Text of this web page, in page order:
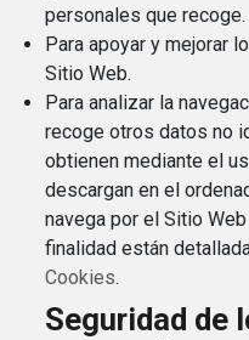
personales que recoge.
Para apoyar y mejorar
Sitio Web.
Para analizar la
recoge otros datos no
obtienen mediante el
descargan en el
navega por el Sitio
finalidad están
Cookies.
Seguridad de